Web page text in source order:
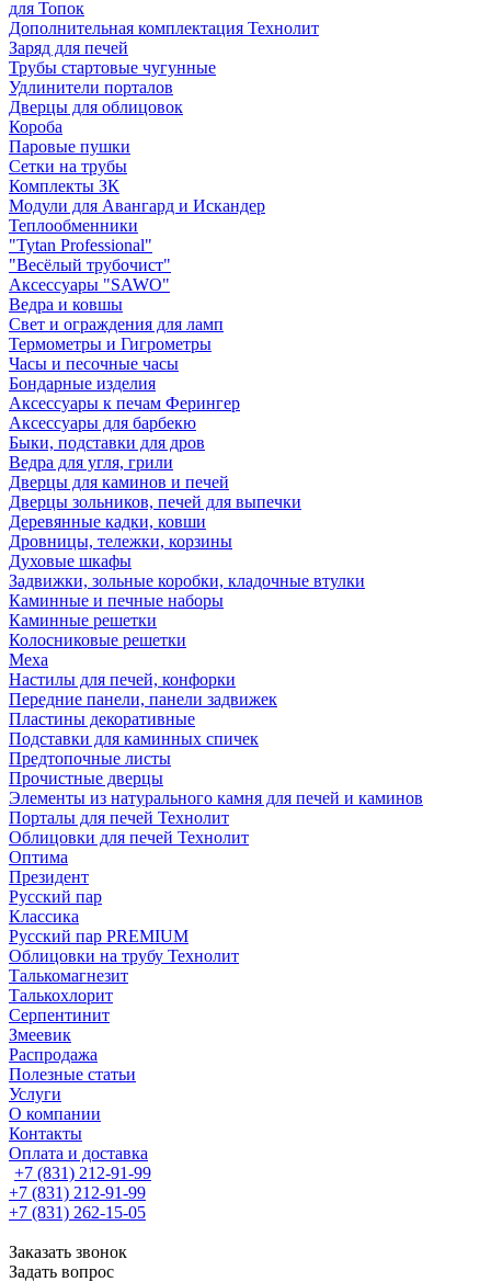
для Топок
Дополнительная комплектация Технолит
Заряд для печей
Трубы стартовые чугунные
Удлинители порталов
Дверцы для облицовок
Короба
Паровые пушки
Сетки на трубы
Комплекты ЗК
Модули для Авангард и Искандер
Теплообменники
"Tytan Professional"
"Весёлый трубочист"
Аксессуары "SAWO"
Ведра и ковшы
Свет и ограждения для ламп
Термометры и Гигрометры
Часы и песочные часы
Бондарные изделия
Аксессуары к печам Ферингер
Аксессуары для барбекю
Быки, подставки для дров
Ведра для угля, грили
Дверцы для каминов и печей
Дверцы зольников, печей для выпечки
Деревянные кадки, ковши
Дровницы, тележки, корзины
Духовые шкафы
Задвижки, зольные коробки, кладочные втулки
Каминные и печные наборы
Каминные решетки
Колосниковые решетки
Меха
Настилы для печей, конфорки
Передние панели, панели задвижек
Пластины декоративные
Подставки для каминных спичек
Предтопочные листы
Прочистные дверцы
Элементы из натурального камня для печей и каминов
Порталы для печей Технолит
Облицовки для печей Технолит
Оптима
Президент
Русский пар
Классика
Русский пар PREMIUM
Облицовки на трубу Технолит
Талькомагнезит
Талькохлорит
Серпентинит
Змеевик
Распродажа
Полезные статьи
Услуги
О компании
Контакты
Оплата и доставка
+7 (831) 212-91-99
+7 (831) 212-91-99
+7 (831) 262-15-05
Заказать звонок
Задать вопрос